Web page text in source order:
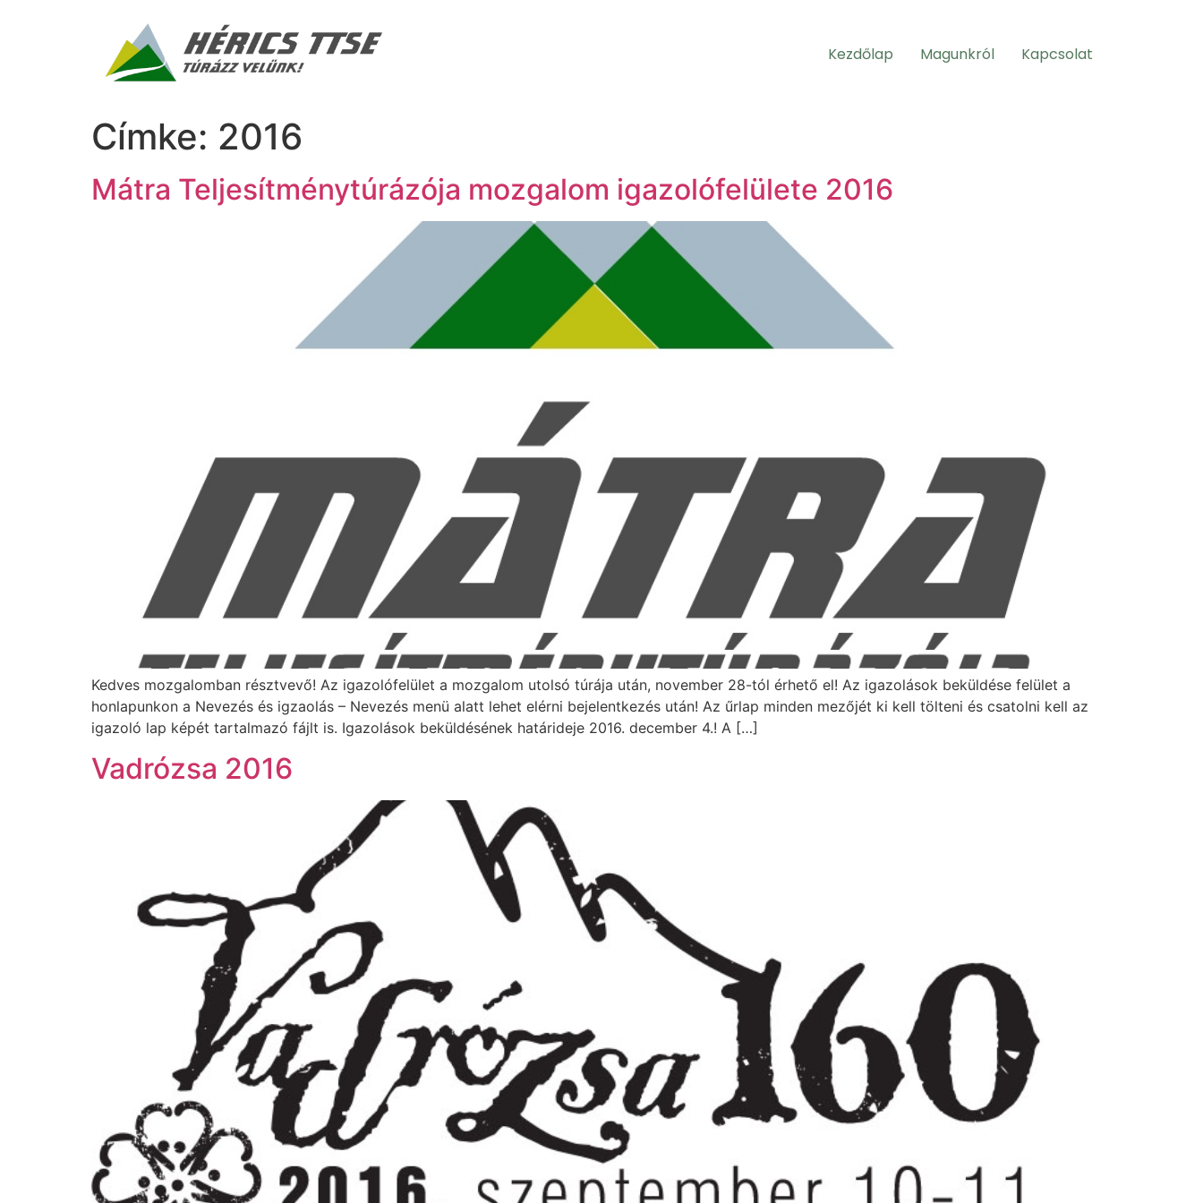
Kezdőlap Magunkról Kapcsolat
Címke: 2016
Mátra Teljesítménytúrázója mozgalom igazolófelülete 2016
Kedves mozgalomban résztvevő! Az igazolófelület a mozgalom utolsó túrája után, november 28-tól érhető el! Az igazolások beküldése felület a
honlapunkon a Nevezés és igzaolás – Nevezés menü alatt lehet elérni bejelentkezés után! Az űrlap minden mezőjét ki kell tölteni és csatolni kell az
igazoló lap képét tartalmazó fájlt is. Igazolások beküldésének határideje 2016. december 4.! A […]
Vadrózsa 2016